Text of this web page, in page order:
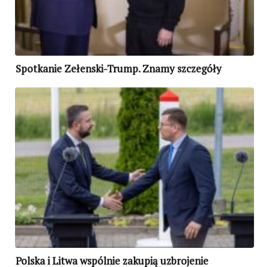
Spotkanie Zełenski-Trump. Znamy szczegóły
Polska i Litwa wspólnie zakupią uzbrojenie